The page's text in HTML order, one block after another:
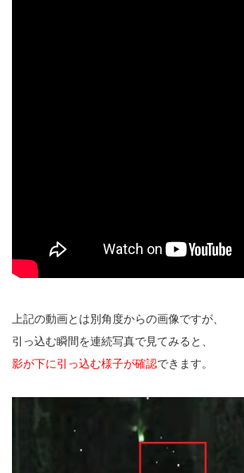
上記の動画とは別角度からの画像ですが、
引っ込む瞬間を連続写真で見てみると、
影が下に引っ込む様子が確認できます。